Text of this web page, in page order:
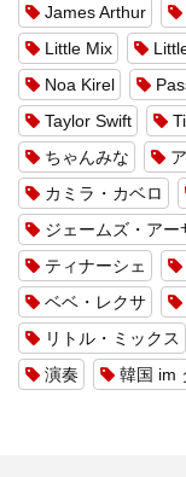
James Arthur
Little Mix
Noa Kirel
Taylor Swift
ちゃんみな
カミラ・カベロ
ジェームズ・アー
ティナーシェ
ベベ・レクサ
リトル・ミックス
演奏
韓国 im